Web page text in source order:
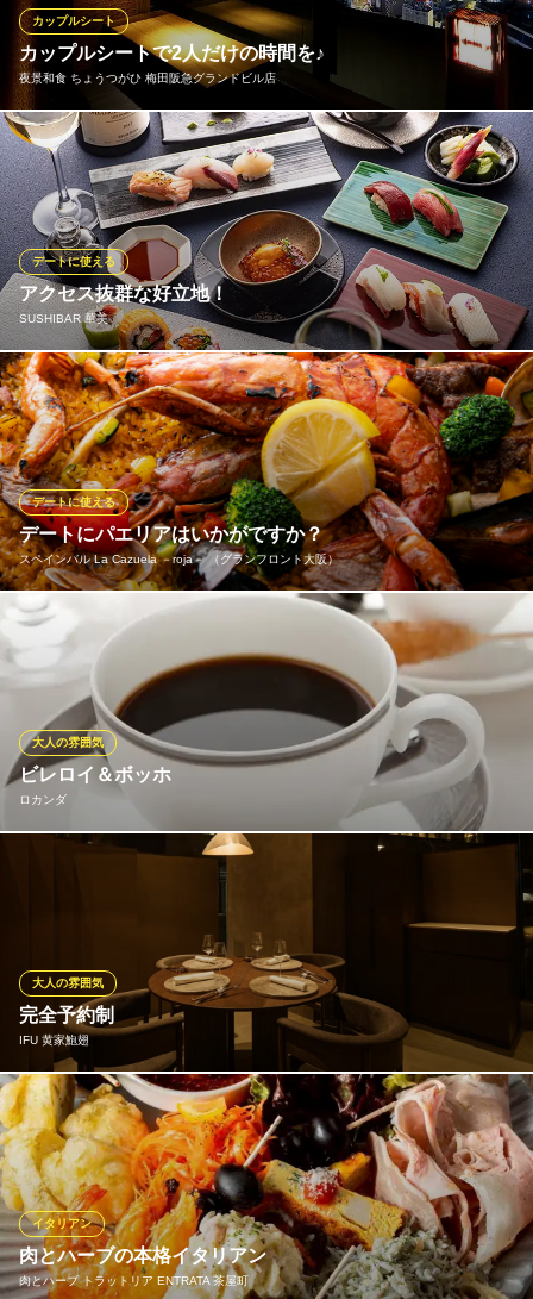
たリラックス空間で、どうぞごゆっくりとお寛ぎください。
メルカ リストランティーノ ルクア大阪店
イタリアンピッツァバル
ＪＲ大阪駅 徒歩1分
大阪府大阪市北区梅田3-1-3 ルクア大阪B2
カップルシートで2人だけの時間を♪
夜景和食 ちょうつがひ 梅田阪急グランドビル店
カップルシート
ムード抜群の一番人気のペアソファーはご予約必須。地上100ｍか
らのパノラマスカイビューは圧巻の眺望の中、2人の大切なひと時
をお過ごし下さい。※全席で夜景をお楽しみいただけます♪
夜景和食 ちょうつがひ 梅田阪急グランドビル店
夜景&和食ダイニング
阪急線梅田駅 徒歩5分
大阪府大阪市北区角田町8-47 阪急グランドビル28F
アクセス抜群な好立地！
SUSHIBAR 華美
デートに使える
JR大阪駅徒歩１分。 グランフロント大阪北館「ウメキタフロア」
にNEW OPEN!
SUSHIBAR 華美
鮨居酒屋
ＪＲ大阪駅 徒歩1分
大阪府大阪市北区大深町3-1 グランフロント大阪北館6F
デートにパエリアはいかがですか？
スペインバル La Cazuela －roja－ （グランフロント大阪）
デートに使える
お米の一粒一粒に、魚介の旨味がギュ〜ッと詰まった絶品パエリ
ア！軽くレモンを搾って、お好みでガーリックマヨネーズを付け
てお召し上がりください。
スペインバル La Cazuela －roja－ （グランフロント大阪）
スペインバル
ＪＲ大阪駅 徒歩1分
大阪府大阪市北区大深町3-1 グランフロント大阪 北館6F
ビレロイ＆ボッホ
ロカンダ
大人の雰囲気
世界で最も歴史のある陶磁器ブランド「ビレロイ＆ボッホ」との
イ＆ボッホ」の陶磁器にデコレートされたカフェ・フードの
数々、美しく繊細な輝きをご体感ください。
ロカンダ
贅沢時間のカフェサロン
大阪メトロ御堂筋線梅田駅 徒歩2分
大阪府大阪市北区角田町8-7 阪急うめだ本店12F
完全予約制
IFU 黄家鮑翅
大人の雰囲気
洗練された空間では、シェフの繊細な手捌きを間近で愉しめるメ
インカウンター、そして大切な方との語らいに最適な個室をご用
意。厳選された希少なワインと共に、黄家が織りなす驚きと感動
の美食世界をご体験ください。
IFU 黄家鮑翅
極上ふかひれ美食体験
肉とハーブの本格イタリアン
肉とハーブ トラットリア ENTRATA 茶屋町
イタリアン